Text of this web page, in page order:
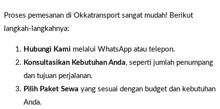
Proses pemesanan di Okkatransport sangat mudah! Berikut
langkah-langkahnya:
Hubungi Kami melalui WhatsApp atau telepon.
Konsultasikan Kebutuhan Anda, seperti jumlah penumpang
dan tujuan perjalanan.
Pilih Paket Sewa yang sesuai dengan budget dan kebutuhan
Anda.